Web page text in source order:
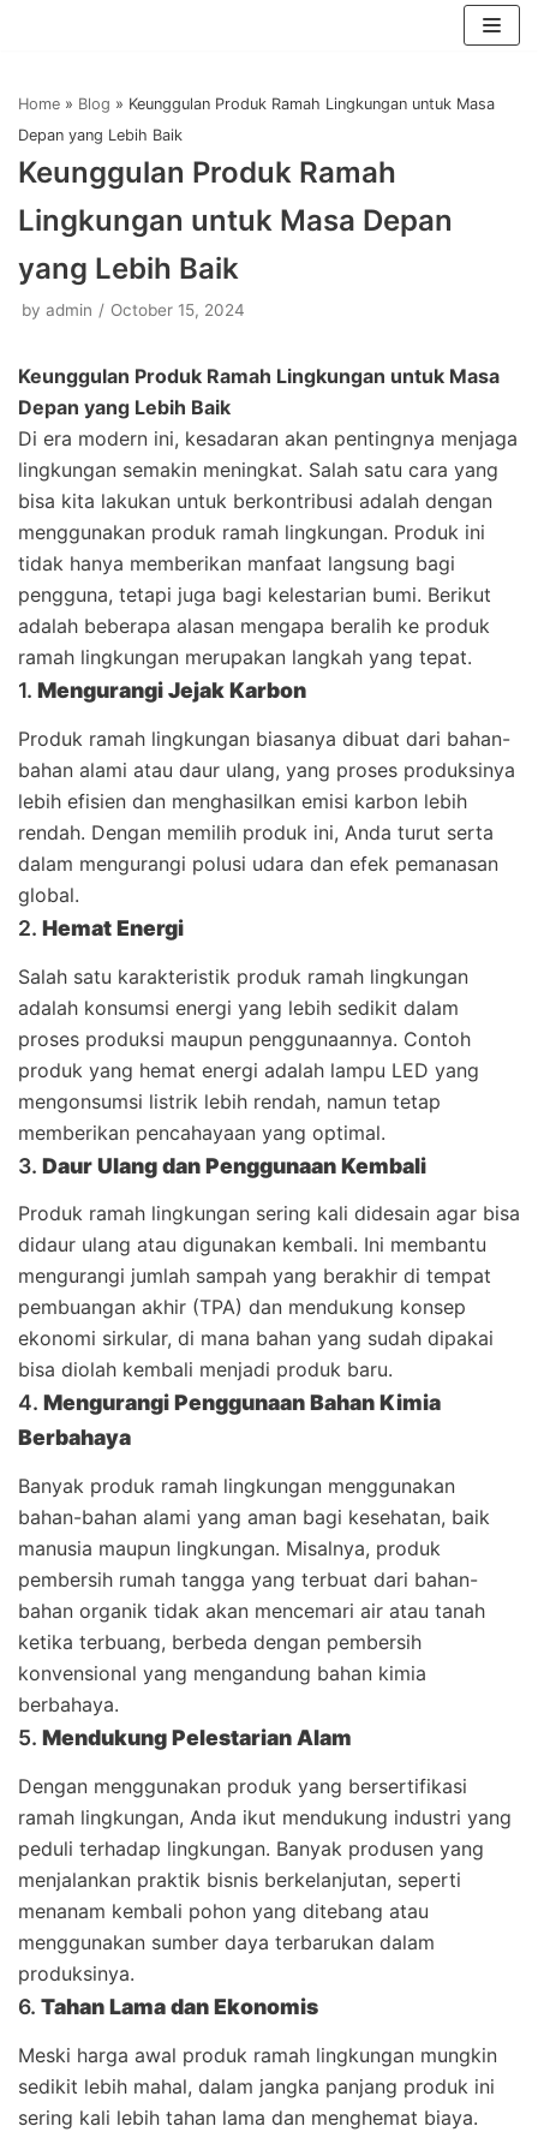
to
content
Home » Blog » Keunggulan Produk Ramah Lingkungan untuk Masa
Depan yang Lebih Baik
Keunggulan Produk Ramah
Lingkungan untuk Masa Depan
yang Lebih Baik
by admin October 15, 2024
Keunggulan Produk Ramah Lingkungan untuk Masa
Depan yang Lebih Baik
Di era modern ini, kesadaran akan pentingnya menjaga
lingkungan semakin meningkat. Salah satu cara yang
bisa kita lakukan untuk berkontribusi adalah dengan
menggunakan produk ramah lingkungan. Produk ini
tidak hanya memberikan manfaat langsung bagi
pengguna, tetapi juga bagi kelestarian bumi. Berikut
adalah beberapa alasan mengapa beralih ke produk
ramah lingkungan merupakan langkah yang tepat.
1. Mengurangi Jejak Karbon
Produk ramah lingkungan biasanya dibuat dari bahan-
bahan alami atau daur ulang, yang proses produksinya
lebih efisien dan menghasilkan emisi karbon lebih
rendah. Dengan memilih produk ini, Anda turut serta
dalam mengurangi polusi udara dan efek pemanasan
global.
2. Hemat Energi
Salah satu karakteristik produk ramah lingkungan
adalah konsumsi energi yang lebih sedikit dalam
proses produksi maupun penggunaannya. Contoh
produk yang hemat energi adalah lampu LED yang
mengonsumsi listrik lebih rendah, namun tetap
memberikan pencahayaan yang optimal.
3. Daur Ulang dan Penggunaan Kembali
Produk ramah lingkungan sering kali didesain agar bisa
didaur ulang atau digunakan kembali. Ini membantu
mengurangi jumlah sampah yang berakhir di tempat
pembuangan akhir (TPA) dan mendukung konsep
ekonomi sirkular, di mana bahan yang sudah dipakai
bisa diolah kembali menjadi produk baru.
4. Mengurangi Penggunaan Bahan Kimia
Berbahaya
Banyak produk ramah lingkungan menggunakan
bahan-bahan alami yang aman bagi kesehatan, baik
manusia maupun lingkungan. Misalnya, produk
pembersih rumah tangga yang terbuat dari bahan-
bahan organik tidak akan mencemari air atau tanah
ketika terbuang, berbeda dengan pembersih
konvensional yang mengandung bahan kimia
berbahaya.
5. Mendukung Pelestarian Alam
Dengan menggunakan produk yang bersertifikasi
ramah lingkungan, Anda ikut mendukung industri yang
peduli terhadap lingkungan. Banyak produsen yang
menjalankan praktik bisnis berkelanjutan, seperti
menanam kembali pohon yang ditebang atau
menggunakan sumber daya terbarukan dalam
produksinya.
6. Tahan Lama dan Ekonomis
Meski harga awal produk ramah lingkungan mungkin
sedikit lebih mahal, dalam jangka panjang produk ini
sering kali lebih tahan lama dan menghemat biaya.